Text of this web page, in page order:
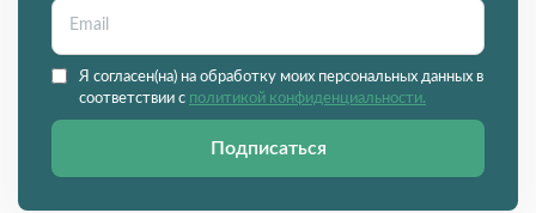
Я согласен(на) на обработку моих персональных данных в
соответствии с политикой конфиденциальности.
Подписаться